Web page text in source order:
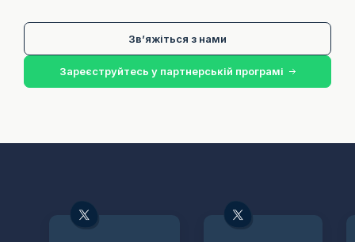
Зареєструйтесь у партнерській програмі
Зв’яжіться з нами